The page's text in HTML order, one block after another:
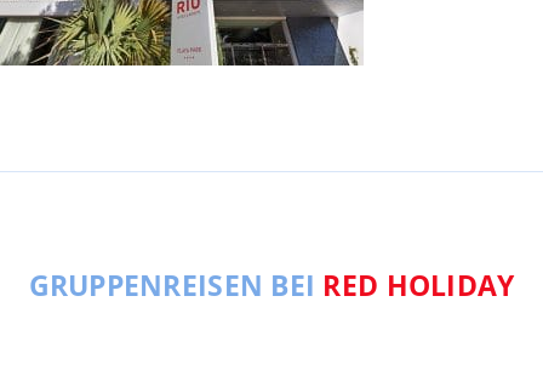
GRUPPENREISEN BEI RED HOLIDAY